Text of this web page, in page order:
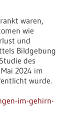
waren,
wie
und
Bildgebung
des
2024 im
wurde.
im-gehirn-